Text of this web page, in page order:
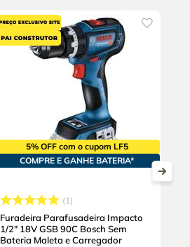
5% OFF com o cupom LF5
COMPRE E GANHE BATERIA*
1
Furadeira Parafusadeira Impacto
1/2" 18V GSB 90C Bosch Sem
Bateria Maleta e Carregador